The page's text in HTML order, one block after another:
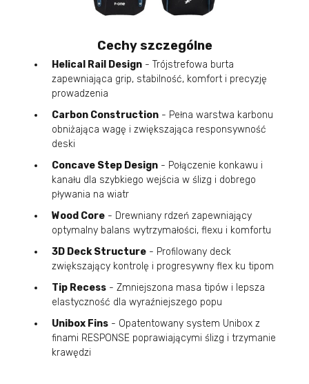
Cechy szczególne
Helical Rail Design - Trójstrefowa burta
zapewniająca grip, stabilność, komfort i precyzję
prowadzenia
Carbon Construction - Pełna warstwa karbonu
obniżająca wagę i zwiększająca responsywność
deski
Concave Step Design - Połączenie konkawu i
kanału dla szybkiego wejścia w ślizg i dobrego
pływania na wiatr
Wood Core - Drewniany rdzeń zapewniający
optymalny balans wytrzymałości, flexu i komfortu
3D Deck Structure - Profilowany deck
zwiększający kontrolę i progresywny flex ku tipom
Tip Recess - Zmniejszona masa tipów i lepsza
elastyczność dla wyraźniejszego popu
Unibox Fins - Opatentowany system Unibox z
finami RESPONSE poprawiającymi ślizg i trzymanie
krawędzi